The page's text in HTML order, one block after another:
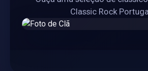
Classic Rock